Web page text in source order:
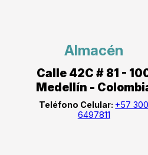
Almacén
Calle 42C # 81 -
Medellín -
Teléfono Celular: +57 300
6497811